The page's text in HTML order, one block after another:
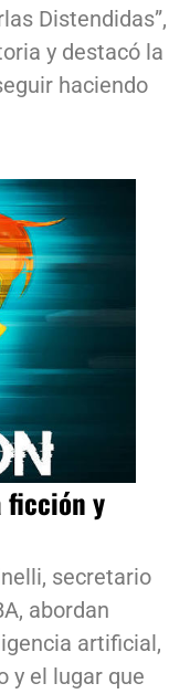
Distendidas”,
y destacó la
haciendo
ficción y
secretario
abordan
artificial,
y el lugar que